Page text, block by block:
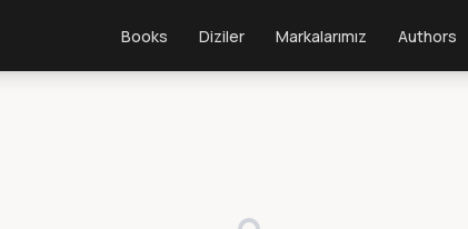
Books Diziler Markalarımız Authors